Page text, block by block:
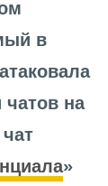
в
чатов на
»